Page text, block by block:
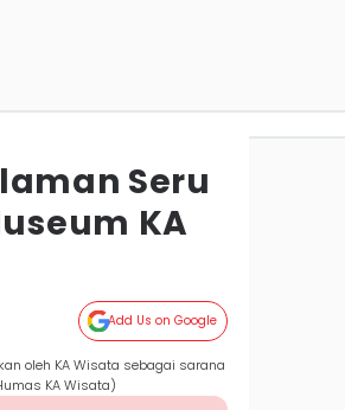
Seru
KA
Add Us on Google
oleh KA Wisata sebagai sarana
KA Wisata)